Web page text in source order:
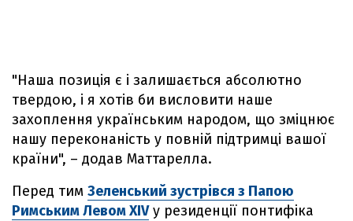
"Наша позиція є і залишається абсолютно
твердою, і я хотів би висловити наше
захоплення українським народом, що зміцнює
нашу переконаність у повній підтримці вашої
країни", – додав Маттарелла.
Перед тим Зеленський зустрівся з Папою
Римським Левом XIVу резиденції понтифіка